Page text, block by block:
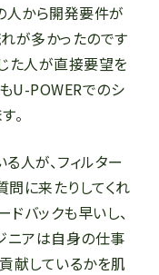
人から開発要件が
が多かったのです
た人が直接要望を
U-POWERでのシ
。
人が、フィルター
問に来たりしてくれ
ドバックも早いし、
ニアは自身の仕事
献しているかを肌